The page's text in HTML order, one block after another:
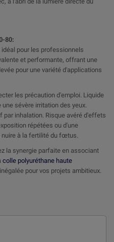
80:
idéal pour les professionnels
et performante, offrant une
pour une variété d'applications
les précaution d'emploi. Liquide
sévère irritation des yeux.
par inhalation. Risque avéré d'effets
répétées ou d'une
nuire à la fertilité du fœtus.
la synergie parfaite en associant
colle polyuréthane haute
pour vos projets ambitieux.